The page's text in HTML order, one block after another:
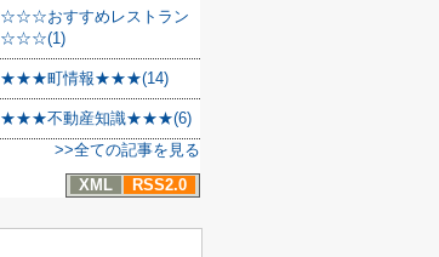
☆☆☆おすすめレストラン
☆☆☆(1)
★★★町情報★★★(14)
★★★不動産知識★★★(6)
>>全ての記事を見る
XML
RSS2.0